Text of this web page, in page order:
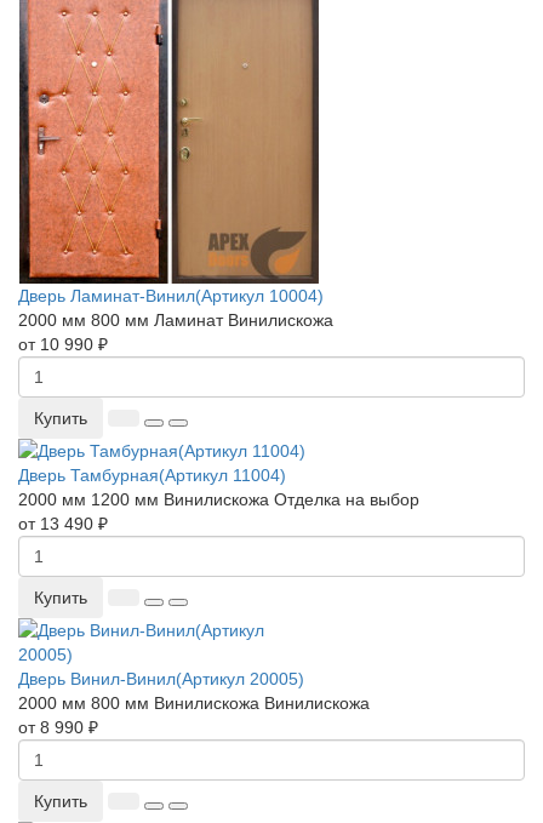
Дверь Ламинат-Винил(Артикул 10004)
2000 мм 800 мм Ламинат Винилискожа
от 10 990 ₽
Купить
Дверь Тамбурная(Артикул 11004)
2000 мм 1200 мм Винилискожа Отделка на выбор
от 13 490 ₽
Купить
Дверь Винил-Винил(Артикул 20005)
2000 мм 800 мм Винилискожа Винилискожа
от 8 990 ₽
Купить